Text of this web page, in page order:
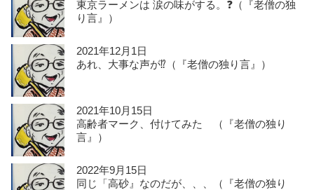
東京ラーメンは 涙の味がする。❓（『老僧の独
り言』）
2021年12月1日
あれ、大事な声が⁉️（『老僧の独り言』）
2021年10月15日
高齢者マーク、付けてみた （『老僧の独り
言』）
2022年9月15日
同じ「高砂』なのだが、、、（『老僧の独り